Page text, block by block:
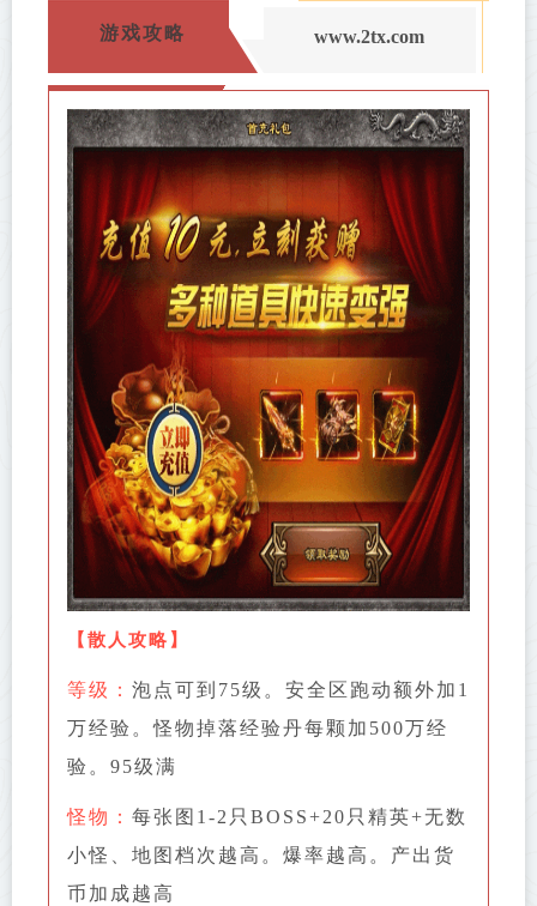
游戏攻略 www.2tx.com
【 散人攻略 】
等级： 泡点可到75级。安全区跑动额外加1
万经验。怪物掉落经验丹每颗加500万经
验。95级满
怪物： 每张图1-2只BOSS+20只精英+无数
小怪、地图档次越高。爆率越高。产出货
币加成越高